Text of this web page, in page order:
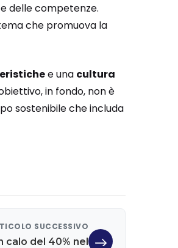
delle competenze.
che promuova la
e una cultura
in fondo, non è
sostenibile che includa
SUCCESSIVO
calo del 40% nel